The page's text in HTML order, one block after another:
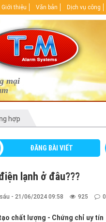
mại
Giới thiệu Văn bản Dịch vụ công
hợp
ĐĂNG BÀI VIẾT
lạnh ở đâu???
- 21/06/2024 09:58 925 0
chất lượng - Chứng chỉ uy tín